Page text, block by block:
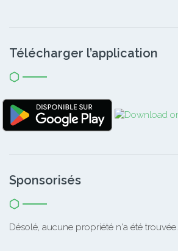
Télécharger l’application
Sponsorisés
Désolé, aucune propriété n'a été trouvée.